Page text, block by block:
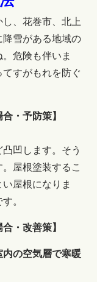
、花巻市、北上
雪がある地域の
危険も伴いま
すがもれを防ぐ
・予防策】
凹します。そう
屋根塗装するこ
屋根になりま
。
・改善策】
の空気層で寒暖